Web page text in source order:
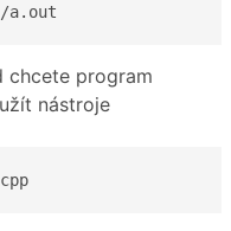
a.out
chcete program
nástroje